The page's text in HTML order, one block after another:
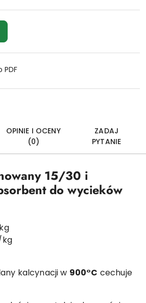
PDF
OPINIE I OCENY
(0)
ZADAJ
PYTANIE
15/30 i
do wycieków
kg
kalcynacji w 900°C cechuje